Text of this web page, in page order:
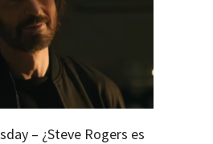
– ¿Steve Rogers es